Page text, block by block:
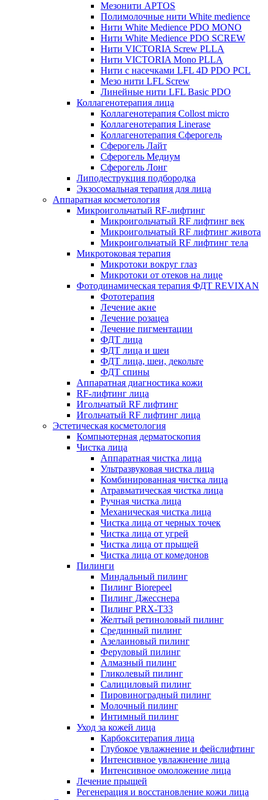
Мезонити APTOS
Полимолочные нити White medience
Нити White Medience PDO MONO
Нити White Medience PDO SCREW
Нити VICTORIA Screw PLLA
Нити VICTORIA Mono PLLA
Нити с насечками LFL 4D PDO PCL
Мезо нити LFL Screw
Линейные нити LFL Basic PDO
Коллагенотерапия лица
Коллагенотерапия Collost micro
Коллагенотерапия Linerase
Коллагенотерапия Сферогель
Сферогель Лайт
Сферогель Медиум
Сферогель Лонг
Липодеструкция подбородка
Экзосомальная терапия для лица
Аппаратная косметология
Микроигольчатый RF-лифтинг
Микроигольчатый RF лифтинг век
Микроигольчатый RF лифтинг живота
Микроигольчатый RF лифтинг тела
Микротоковая терапия
Микротоки вокруг глаз
Микротоки от отеков на лице
Фотодинамическая терапия ФДТ REVIXAN
Фототерапия
Лечение акне
Лечение розацеа
Лечение пигментации
ФДТ лица
ФДТ лица и шеи
ФДТ лица, шеи, декольте
ФДТ спины
Аппаратная диагностика кожи
RF-лифтинг лица
Игольчатый RF лифтинг
Игольчатый RF лифтинг лица
Эстетическая косметология
Компьютерная дерматоскопия
Чистка лица
Аппаратная чистка лица
Ультразвуковая чистка лица
Комбинированная чистка лица
Атравматическая чистка лица
Ручная чистка лица
Механическая чистка лица
Чистка лица от черных точек
Чистка лица от угрей
Чистка лица от прыщей
Чистка лица от комедонов
Пилинги
Миндальный пилинг
Пилинг Biorepeel
Пилинг Джесснера
Пилинг PRX-T33
Желтый ретиноловый пилинг
Срединный пилинг
Азелаиновый пилинг
Феруловый пилинг
Алмазный пилинг
Гликолевый пилинг
Салициловый пилинг
Пировиноградный пилинг
Молочный пилинг
Интимный пилинг
Уход за кожей лица
Карбокситерапия лица
Глубокое увлажнение и фейслифтинг
Интенсивное увлажнение лица
Интенсивное омоложение лица
Лечение прыщей
Регенерация и восстановление кожи лица